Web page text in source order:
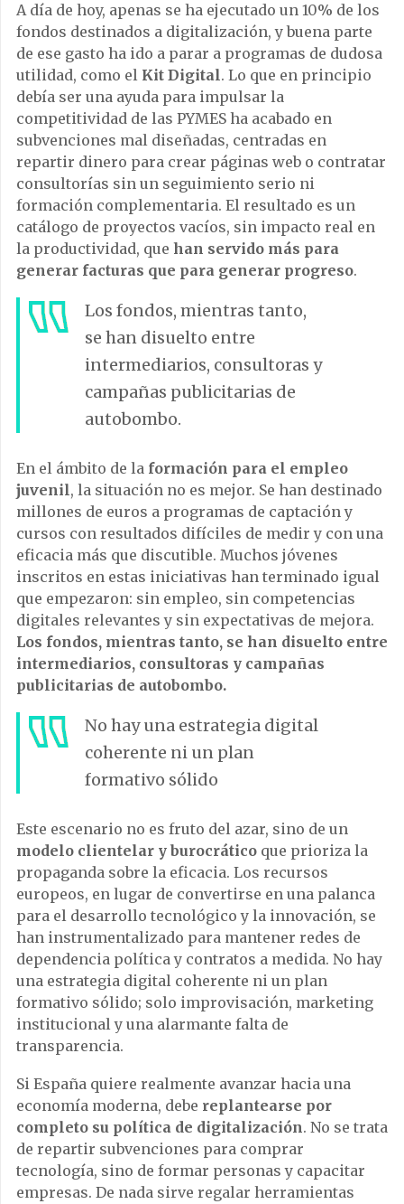
A día de hoy, apenas se ha ejecutado un 10% de los
fondos destinados a digitalización, y buena parte
de ese gasto ha ido a parar a programas de dudosa
utilidad, como el Kit Digital. Lo que en principio
debía ser una ayuda para impulsar la
competitividad de las PYMES ha acabado en
subvenciones mal diseñadas, centradas en
repartir dinero para crear páginas web o contratar
consultorías sin un seguimiento serio ni
formación complementaria. El resultado es un
catálogo de proyectos vacíos, sin impacto real en
la productividad, que han servido más para
generar facturas que para generar progreso.
Los fondos, mientras tanto,
se han disuelto entre
intermediarios, consultoras y
campañas publicitarias de
autobombo.
En el ámbito de la formación para el empleo
juvenil, la situación no es mejor. Se han destinado
millones de euros a programas de captación y
cursos con resultados difíciles de medir y con una
eficacia más que discutible. Muchos jóvenes
inscritos en estas iniciativas han terminado igual
que empezaron: sin empleo, sin competencias
digitales relevantes y sin expectativas de mejora.
Los fondos, mientras tanto, se han disuelto entre
intermediarios, consultoras y campañas
publicitarias de autobombo.
No hay una estrategia digital
coherente ni un plan
formativo sólido
Este escenario no es fruto del azar, sino de un
modelo clientelar y burocrático que prioriza la
propaganda sobre la eficacia. Los recursos
europeos, en lugar de convertirse en una palanca
para el desarrollo tecnológico y la innovación, se
han instrumentalizado para mantener redes de
dependencia política y contratos a medida. No hay
una estrategia digital coherente ni un plan
formativo sólido; solo improvisación, marketing
institucional y una alarmante falta de
transparencia.
Si España quiere realmente avanzar hacia una
economía moderna, debe replantearse por
completo su política de digitalización. No se trata
de repartir subvenciones para comprar
tecnología, sino de formar personas y capacitar
empresas. De nada sirve regalar herramientas